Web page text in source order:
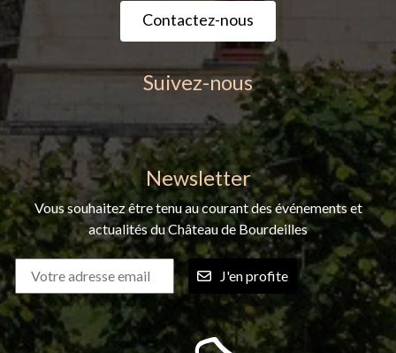
Contactez-nous
Suivez-nous
Newsletter
Vous souhaitez être tenu au courant des événements et
actualités du Château de Bourdeilles
J'en profite